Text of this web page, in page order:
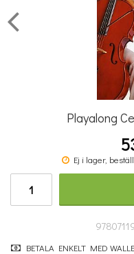
Komplett
Playalong
Ej i lager,
BETALA ENKELT MED